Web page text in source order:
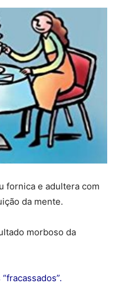
fornica e adultera com
da mente.
morboso da